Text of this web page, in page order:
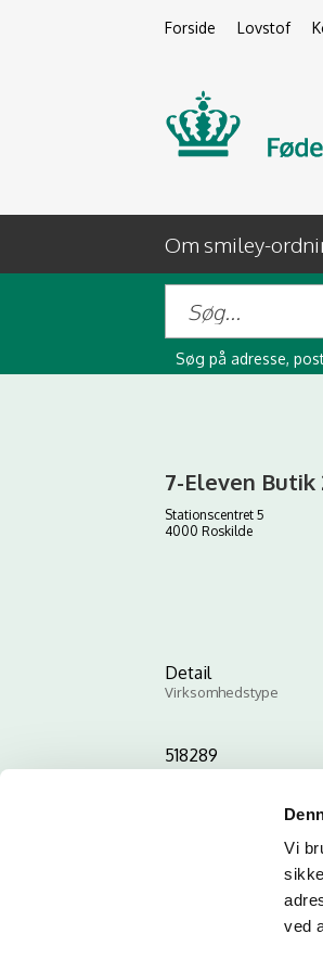
Vi
ved
Forside Lovstof
Om smiley-
Søg på adresse,
7-Eleven Butik
Stationscentret 5
4000 Roskilde
Detail
Virksomhedstype
518289
ID-nummer